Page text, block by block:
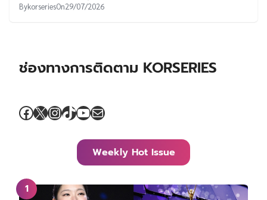
BykorseriesOn29/07/2026
ช่องทางการติดตาม KORSERIES
Facebook
X Instagram
TikTok
YouTube
Mail
Weekly Hot Issue